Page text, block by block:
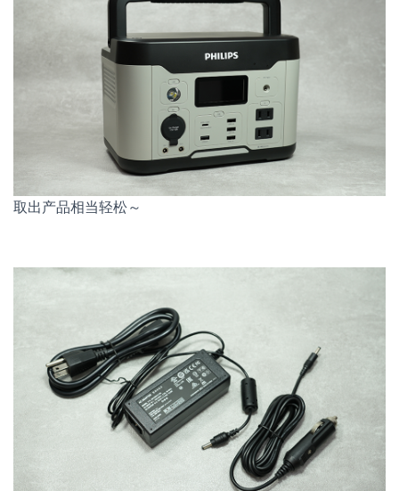
取出产品相当轻松～